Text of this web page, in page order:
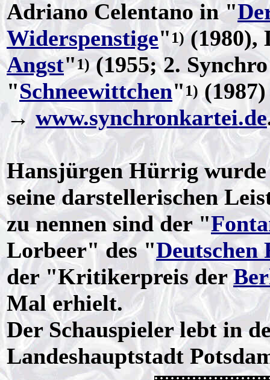
Adriano Celentano in "
Widerspenstige" 1)(1980),
Angst"1)(1955; 2.
"Schneewittchen"1)
→www.synchronkartei.de
Hansjürgen Hürrig
seine darstellerischen
zu nennen sind der "
Lorbeer" des "Deutschen
der "Kritikerpreis der
Mal erhielt.
Der Schauspieler lebt in
Landeshauptstadt